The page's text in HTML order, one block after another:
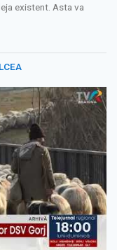
existent. Asta va